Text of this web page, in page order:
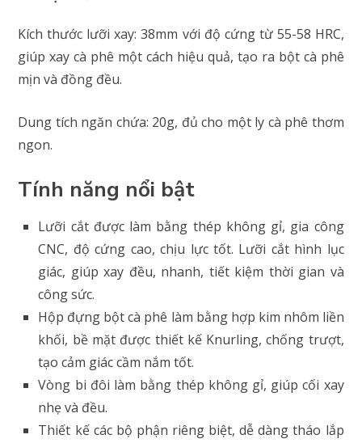
Kích thước lưỡi xay: 38mm với độ cứng từ 55-58 HRC,
giúp xay cà phê một cách hiệu quả, tạo ra bột cà phê
mịn và đồng đều.
Dung tích ngăn chứa: 20g, đủ cho một ly cà phê thơm
ngon.
Tính năng nổi bật
Lưỡi cắt được làm bằng thép không gỉ, gia công
CNC, độ cứng cao, chịu lực tốt. Lưỡi cắt hình lục
giác, giúp xay đều, nhanh, tiết kiệm thời gian và
công sức.
Hộp đựng bột cà phê làm bằng hợp kim nhôm liền
khối, bề mặt được thiết kế Knurling, chống trượt,
tạo cảm giác cầm nắm tốt.
Vòng bi đôi làm bằng thép không gỉ, giúp cối xay
nhẹ và đều.
Thiết kế các bộ phận riêng biệt, dễ dàng tháo lắp